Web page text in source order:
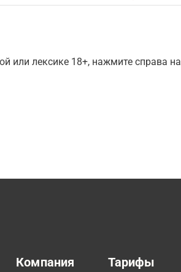
или лексике 18+, нажмите справа на
Компания Тарифы